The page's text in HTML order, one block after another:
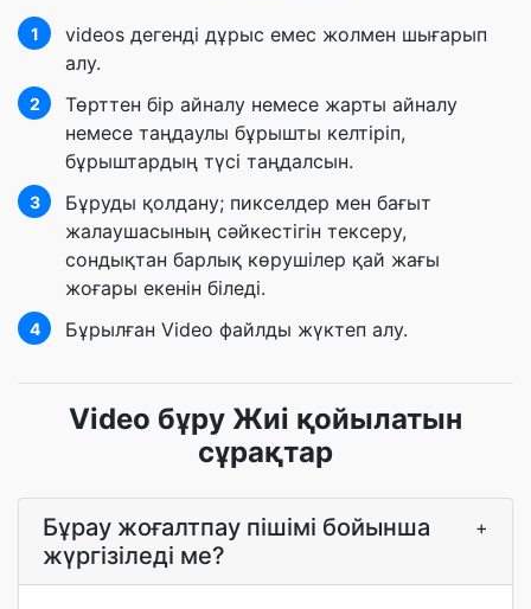
1
videos дегенді дұрыс емес жолмен шығарып
алу.
2
Төрттен бір айналу немесе жарты айналу
немесе таңдаулы бұрышты келтіріп,
бұрыштардың түсі таңдалсын.
3
Бұруды қолдану; пикселдер мен бағыт
жалаушасының сәйкестігін тексеру,
сондықтан барлық көрушілер қай жағы
жоғары екенін біледі.
4 Бұрылған Video файлды жүктеп алу.
Video бұру Жиі қойылатын
сұрақтар
Бұрау жоғалтпау пішімі бойынша
жүргізіледі ме?
+